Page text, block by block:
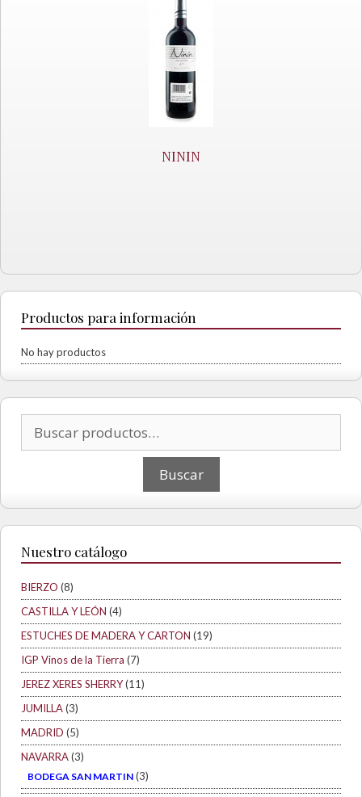
NININ
Productos para información
No hay productos
Nuestro catálogo
BIERZO (8)
CASTILLA Y LEÓN (4)
ESTUCHES DE MADERA Y CARTON (19)
IGP Vinos de la Tierra (7)
JEREZ XERES SHERRY(11)
JUMILLA(3)
MADRID (5)
NAVARRA(3)
BODEGA SAN MARTIN (3)